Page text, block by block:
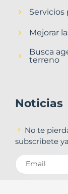
Mejorar
Busca
terreno
Noticias
No te
subscribete